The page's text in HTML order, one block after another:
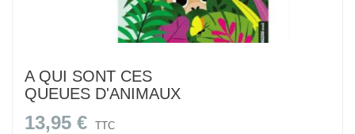
A QUI SONT CES
QUEUES D'ANIMAUX
13,95 € TTC